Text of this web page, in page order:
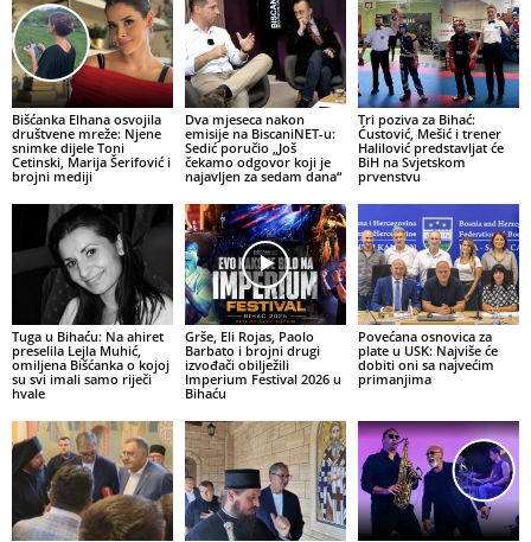
Bišćanka Elhana osvojila
društvene mreže: Njene
snimke dijele Toni
Cetinski, Marija Šerifović i
brojni mediji
Dva mjeseca nakon
emisije na BiscaniNET-u:
Sedić poručio „Još
čekamo odgovor koji je
najavljen za sedam dana“
Tri poziva za Bihać:
Ćustović, Mešić i trener
Halilović predstavljat će
BiH na Svjetskom
prvenstvu
Tuga u Bihaću: Na ahiret
preselila Lejla Muhić,
omiljena Bišćanka o kojoj
su svi imali samo riječi
hvale
Grše, Eli Rojas, Paolo
Barbato i brojni drugi
izvođači obilježili
Imperium Festival 2026 u
Bihaću
Povećana osnovica za
plate u USK: Najviše će
dobiti oni sa najvećim
primanjima